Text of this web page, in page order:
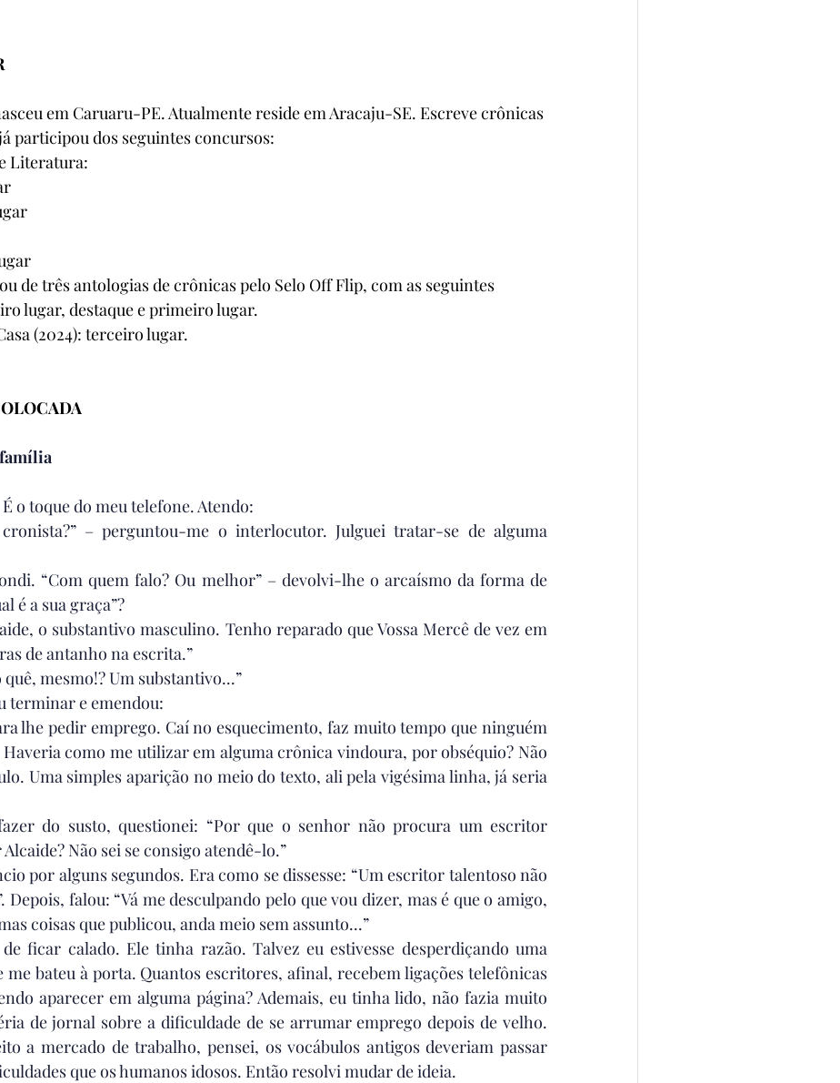
em Caruaru-PE. Atualmente reside em Aracaju-SE. Escreve crônicas
participou dos seguintes concursos:
Literatura:
de três antologias de crônicas pelo Selo Off Flip, com as seguintes
lugar, destaque e primeiro lugar.
(2024): terceiro lugar.
É o toque do meu telefone. Atendo:
cronista?” – perguntou-me o interlocutor. Julguei tratar-se de alguma
“Com quem falo? Ou melhor” – devolvi-lhe o arcaísmo da forma de
é a sua graça”?
o substantivo masculino. Tenho reparado que Vossa Mercê de vez em
de antanho na escrita.”
mesmo!? Um substantivo...”
terminar e emendou:
lhe pedir emprego. Caí no esquecimento, faz muito tempo que ninguém
como me utilizar em alguma crônica vindoura, por obséquio? Não
Uma simples aparição no meio do texto, ali pela vigésima linha, já seria
do susto, questionei: “Por que o senhor não procura um escritor
Não sei se consigo atendê-lo.”
por alguns segundos. Era como se dissesse: “Um escritor talentoso não
Depois, falou: “Vá me desculpando pelo que vou dizer, mas é que o amigo,
coisas que publicou, anda meio sem assunto...”
ficar calado. Ele tinha razão. Talvez eu estivesse desperdiçando uma
me bateu à porta. Quantos escritores, afinal, recebem ligações telefônicas
aparecer em alguma página? Ademais, eu tinha lido, não fazia muito
de jornal sobre a dificuldade de se arrumar emprego depois de velho.
a mercado de trabalho, pensei, os vocábulos antigos deveriam passar
que os humanos idosos. Então resolvi mudar de ideia.